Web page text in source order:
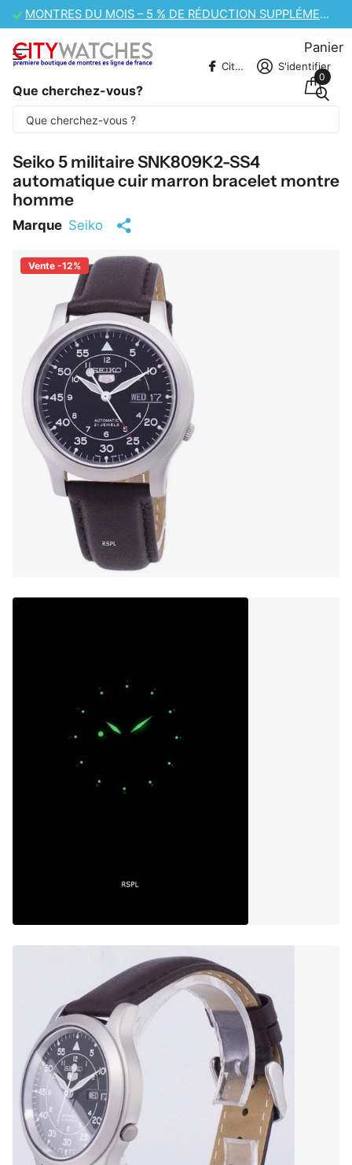
VENTE DE MONTRES CASIO – 10 % DE RÉDUCTION SUPPLÉMENTAIRE
Que cherchez-vous?
CitywatchesFR S'identifier
Panier
0
Une partie du contenu est traduite
automatiquement.
Seiko 5 militaire SNK809K2-SS4
automatique cuir marron bracelet montre
homme
Marque Seiko
Vente -12%